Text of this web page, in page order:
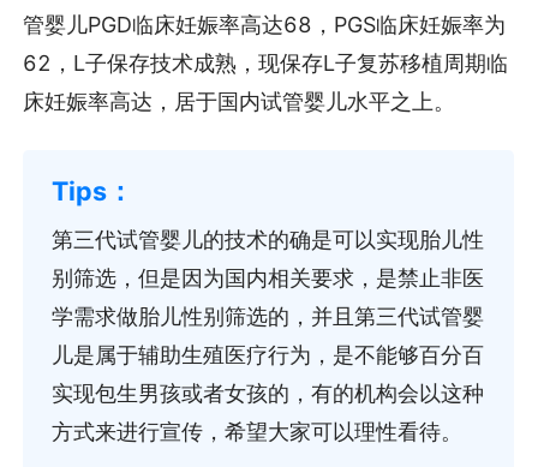
管婴儿PGD临床妊娠率高达68，PGS临床妊娠率为
62，L子保存技术成熟，现保存L子复苏移植周期临
床妊娠率高达，居于国内试管婴儿水平之上。
第三代试管婴儿的技术的确是可以实现胎儿性
别筛选，但是因为国内相关要求，是禁止非医
学需求做胎儿性别筛选的，并且第三代试管婴
儿是属于辅助生殖医疗行为，是不能够百分百
实现包生男孩或者女孩的，有的机构会以这种
方式来进行宣传，希望大家可以理性看待。